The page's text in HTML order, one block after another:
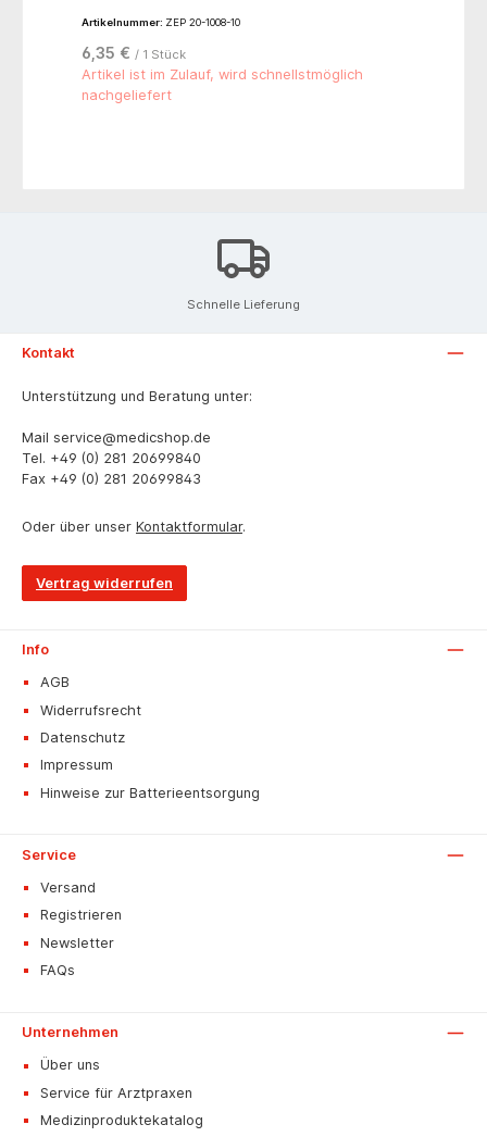
Artikelnummer: ZEP 20-1008-10
6,35 € / 1 Stück
Artikel ist im Zulauf, wird schnellstmöglich
nachgeliefert
Schnelle Lieferung
Kontakt
Unterstützung und Beratung unter:
Mail service@medicshop.de
Tel. +49 (0) 281 20699840
Fax +49 (0) 281 20699843
Oder über unser Kontaktformular.
Vertrag widerrufen
Info
AGB
Widerrufsrecht
Datenschutz
Impressum
Hinweise zur Batterieentsorgung
Service
Versand
Registrieren
Newsletter
FAQs
Unternehmen
Über uns
Service für Arztpraxen
Medizinproduktekatalog